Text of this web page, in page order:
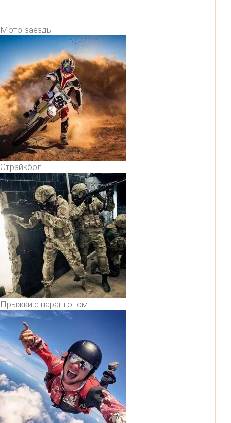
Мото-заезды
Страйкбол
Прыжки с парашютом